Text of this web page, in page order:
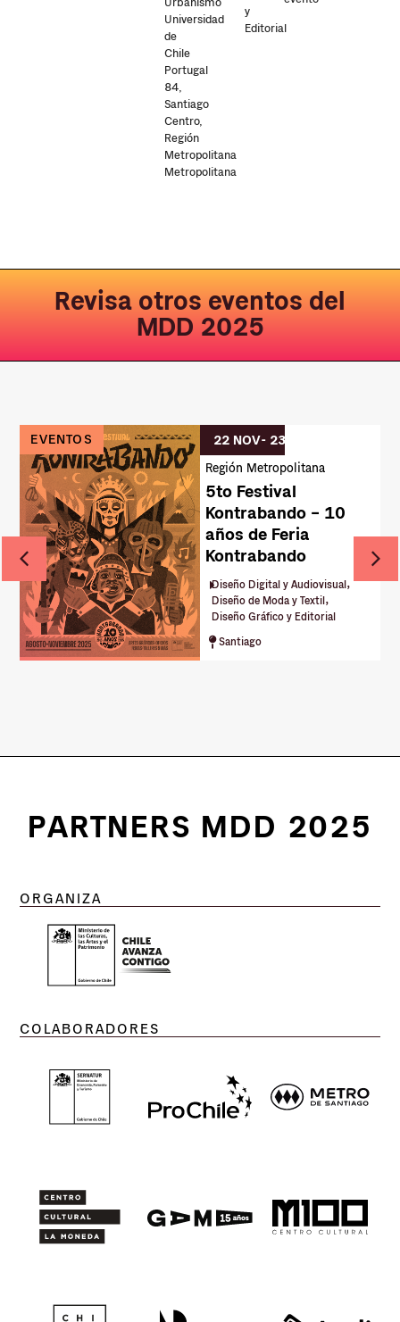
Universidad
de
Chile
Portugal
84,
Santiago
Centro,
Región
Metropolitana
Metropolitana
y
Editorial
Revisa otros eventos del
MDD 2025
EVENTOS 22 NOV- 23 NOV
Región Metropolitana
5to Festival
Kontrabando – 10
años de Feria
Kontrabando
Diseño Digital y Audiovisual,
Diseño de Moda y Textil,
Diseño Gráfico y Editorial
Santiago
PARTNERS MDD 2025
ORGANIZA
COLABORADORES